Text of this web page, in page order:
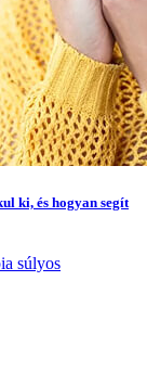
ki, és hogyan segít
súlyos